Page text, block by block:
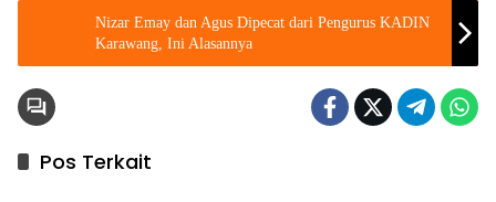
Nizar Emay dan Agus Dipecat dari Pengurus KADIN
Karawang, Ini Alasannya
Pos Terkait
Berita